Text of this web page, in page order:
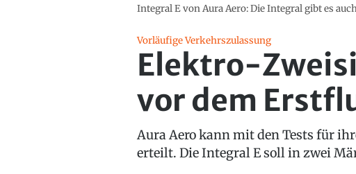
Integral E von Aura Aero: Die Integral gibt es
Vorläufige Verkehrszulassung
Elektro-
vor dem
Aura Aero kann mit den Tests für
erteilt. Die Integral E soll in zwei